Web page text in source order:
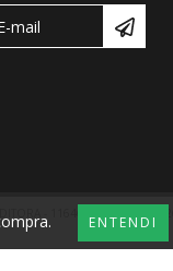
ENTENDI
- 11646552000198 -